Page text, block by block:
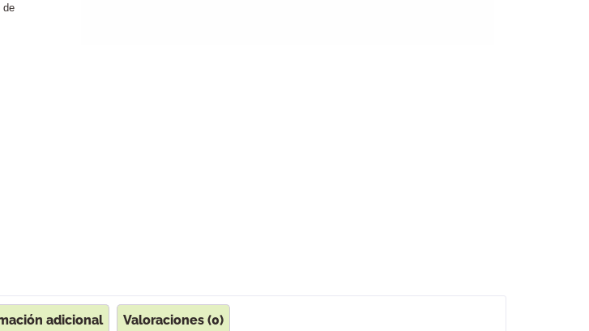
de
adicional Valoraciones (0)